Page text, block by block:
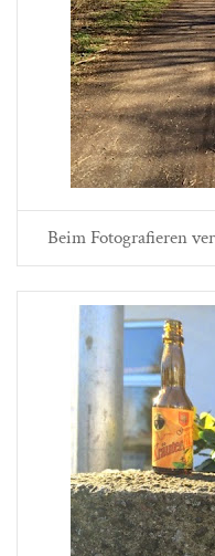
Beim Fotografieren